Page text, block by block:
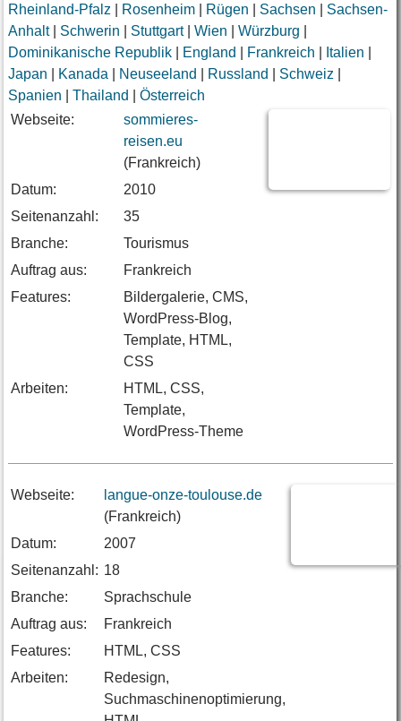
Rheinland-Pfalz
Rosenheim| Rügen Sachsen
Sachsen-
Anhalt| Schwerin Stuttgart| Wien Würzburg
Dominikanische Republik| England Frankreich Italien
Japan
Kanada Neuseeland Russland Schweiz
Spanien
Thailand
Österreich
Webseite:
sommieres-
reisen.eu
(Frankreich)
Datum:
2010
Seitenanzahl:
35
Branche:
Tourismus
Auftrag aus:
Frankreich
Features:
Bildergalerie, CMS,
WordPress-Blog,
Template, HTML,
CSS
Arbeiten:
HTML, CSS,
Template,
WordPress-Theme
Webseite:
langue-onze-toulouse.de
(Frankreich)
Datum:
2007
Seitenanzahl: 18
Branche:
Sprachschule
Auftrag aus:
Frankreich
Features:
HTML, CSS
Arbeiten:
Redesign,
Suchmaschinenoptimierung,